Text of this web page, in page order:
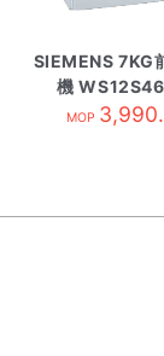
SIEMENS 7KG
機
MOP